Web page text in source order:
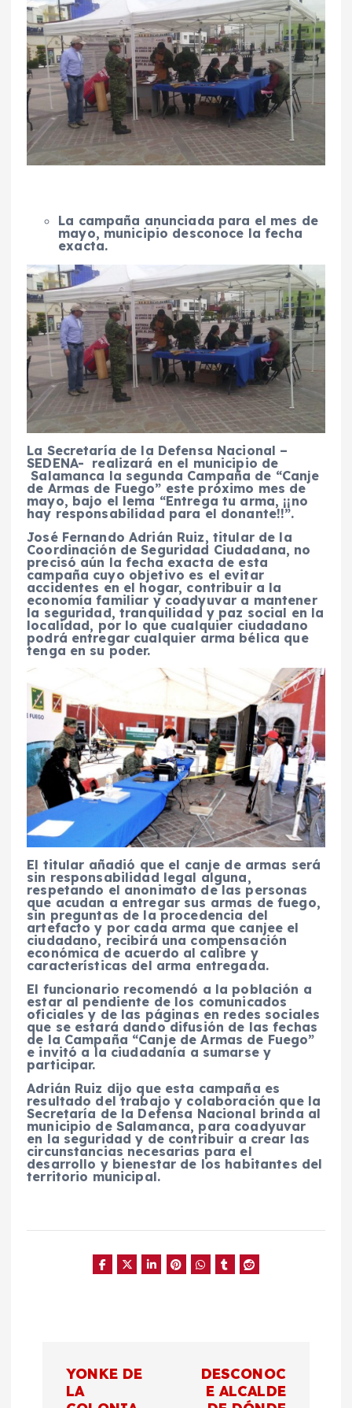
La campaña anunciada para el mes de
mayo, municipio desconoce la fecha
exacta.
La Secretaría de la Defensa Nacional –
SEDENA- realizará en el municipio de
Salamanca la segunda Campaña de “Canje
de Armas de Fuego” este próximo mes de
mayo, bajo el lema “Entrega tu arma, ¡¡no
hay responsabilidad para el donante!!”.
José Fernando Adrián Ruiz, titular de la
Coordinación de Seguridad Ciudadana, no
precisó aún la fecha exacta de esta
campaña cuyo objetivo es el evitar
accidentes en el hogar, contribuir a la
economía familiar y coadyuvar a mantener
la seguridad, tranquilidad y paz social en la
localidad, por lo que cualquier ciudadano
podrá entregar cualquier arma bélica que
tenga en su poder.
El titular añadió que el canje de armas será
sin responsabilidad legal alguna,
respetando el anonimato de las personas
que acudan a entregar sus armas de fuego,
sin preguntas de la procedencia del
artefacto y por cada arma que canjee el
ciudadano, recibirá una compensación
económica de acuerdo al calibre y
características del arma entregada.
El funcionario recomendó a la población a
estar al pendiente de los comunicados
oficiales y de las páginas en redes sociales
que se estará dando difusión de las fechas
de la Campaña “Canje de Armas de Fuego”
e invitó a la ciudadanía a sumarse y
participar.
Adrián Ruiz dijo que esta campaña es
resultado del trabajo y colaboración que la
Secretaría de la Defensa Nacional brinda al
municipio de Salamanca, para coadyuvar
en la seguridad y de contribuir a crear las
circunstancias necesarias para el
desarrollo y bienestar de los habitantes del
territorio municipal.
YONKE DE
LA
DESCONOC
E ALCALDE